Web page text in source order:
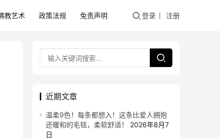
教艺术 政策法规 免责声明 登录 注册
近期文章
温柔9色！每条都想入！这条比爱人拥抱
还暖和的毛毯，柔软舒适！
2026年8月7
日